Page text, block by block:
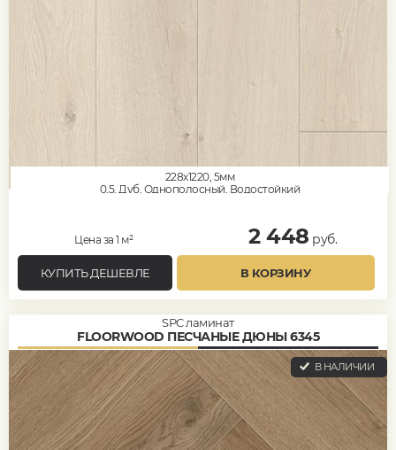
228x1220, 5мм
0,5, Дуб, Однополосный, Водостойкий
Цена за 1 м² 2 448 руб.
КУПИТЬ ДЕШЕВЛЕ В КОРЗИНУ
SPC ламинат
FLOORWOOD ПЕСЧАНЫЕ ДЮНЫ 6345
В НАЛИЧИИ